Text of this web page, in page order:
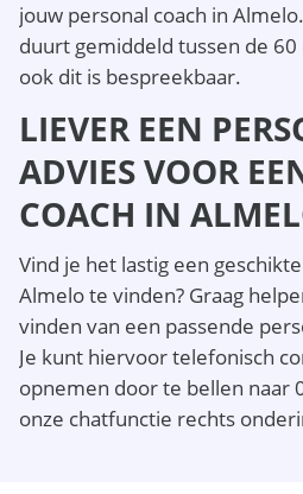
jouw personal coach in
duurt gemiddeld tussen de
ook dit is bespreekbaar.
LIEVER EEN
ADVIES VOOR
COACH IN
Vind je het lastig een
Almelo te vinden? Graag
vinden van een passende
Je kunt hiervoor telefonisch
opnemen door te bellen naar
onze chatfunctie rechts